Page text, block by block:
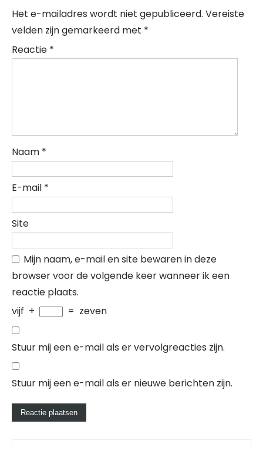
Het e-mailadres wordt niet gepubliceerd. Vereiste
velden zijn gemarkeerd met *
Reactie *
Naam *
E-mail *
Site
Mijn naam, e-mail en site bewaren in deze
browser voor de volgende keer wanneer ik een
reactie plaats.
vijf + = zeven
Stuur mij een e-mail als er vervolgreacties zijn.
Stuur mij een e-mail als er nieuwe berichten zijn.